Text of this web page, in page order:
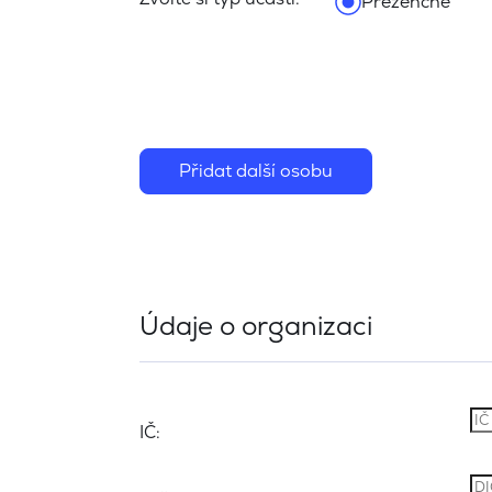
Přidat další osobu
Údaje o organizaci
IČ: